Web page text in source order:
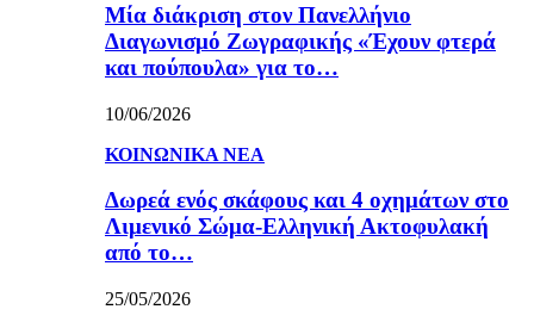
Μία διάκριση στον Πανελλήνιο
Διαγωνισμό Ζωγραφικής «Έχουν φτερά
και πούπουλα» για το…
10/06/2026
ΚΟΙΝΩΝΙΚΑ ΝΕΑ
Δωρεά ενός σκάφους και 4 οχημάτων στο
Λιμενικό Σώμα-Ελληνική Ακτοφυλακή
από το…
25/05/2026